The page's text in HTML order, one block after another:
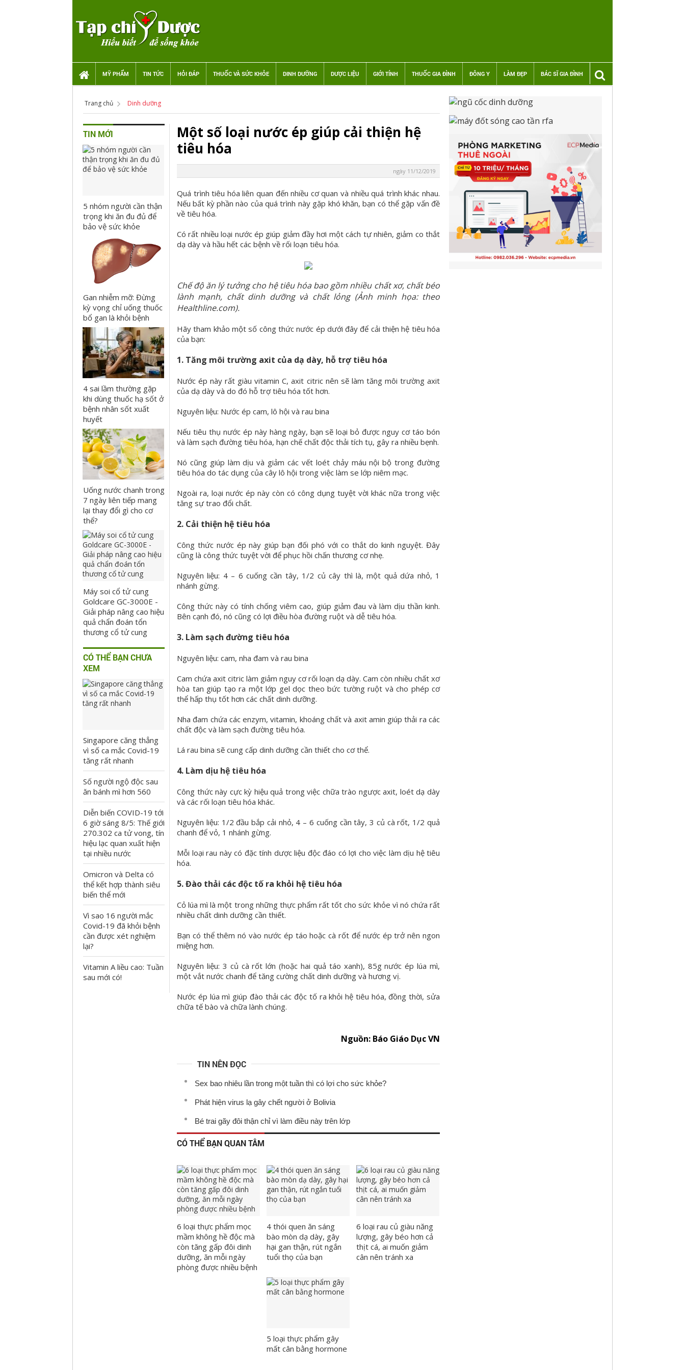
MỸ PHẨM TIN TỨC HỎI ĐÁP THUỐC VÀ SỨC KHỎE DINH DƯỠNG DƯỢC LIỆU GIỚI TÍNH THUỐC GIA ĐÌNH ĐÔNG Y LÀM ĐẸP BÁC SĨ GIA ĐÌNH
Trang chủ Dinh dưỡng
Một số loại nước ép giúp cải thiện hệ
tiêu hóa
ngày 11/12/2019
Quá trình tiêu hóa liên quan đến nhiều cơ quan và nhiều quá trình khác nhau.
Nếu bất kỳ phần nào của quá trình này gặp khó khăn, bạn có thể gặp vấn đề
về tiêu hóa.
Có rất nhiều loại nước ép giúp giảm đầy hơi một cách tự nhiên, giảm co thắt
dạ dày và hầu hết các bệnh về rối loạn tiêu hóa.
Chế độ ăn lý tưởng cho hệ tiêu hóa bao gồm nhiều chất xơ, chất béo
lành mạnh, chất dinh dưỡng và chất lỏng (Ảnh minh họa: theo
Healthline.com).
Hãy tham khảo một số công thức nước ép dưới đây để cải thiện hệ tiêu hóa
của bạn:
1. Tăng môi trường axit của dạ dày, hỗ trợ tiêu hóa
Nước ép này rất giàu vitamin C, axit citric nên sẽ làm tăng môi trường axit
của dạ dày và do đó hỗ trợ tiêu hóa tốt hơn.
Nguyên liệu: Nước ép cam, lô hội và rau bina
Nếu tiêu thụ nước ép này hàng ngày, bạn sẽ loại bỏ được nguy cơ táo bón
và làm sạch đường tiêu hóa, hạn chế chất độc thải tích tụ, gây ra nhiều bẹnh.
Nó cũng giúp làm dịu và giảm các vết loét chảy máu nội bộ trong đường
tiêu hóa do tác dụng của cây lô hội trong việc làm se lớp niêm mạc.
Ngoài ra, loại nước ép này còn có công dụng tuyệt vời khác nữa trong việc
tăng sự trao đổi chất.
2. Cải thiện hệ tiêu hóa
Công thức nước ép này giúp bạn đối phó với co thắt do kinh nguyệt. Đây
cũng là công thức tuyệt vời để phục hồi chấn thương cơ nhẹ.
Nguyên liệu: 4 – 6 cuống cần tây, 1/2 củ cây thì là, một quả dứa nhỏ, 1
nhánh gừng.
Công thức này có tính chống viêm cao, giúp giảm đau và làm dịu thần kinh.
Bên cạnh đó, nó cũng có lợi điều hòa đường ruột và dễ tiêu hóa.
3. Làm sạch đường tiêu hóa
Nguyên liệu: cam, nha đam và rau bina
Cam chứa axit citric làm giảm nguy cơ rối loạn dạ dày. Cam còn nhiều chất xơ
hòa tan giúp tạo ra một lớp gel dọc theo bức tường ruột và cho phép cơ
thể hấp thụ tốt hơn các chất dinh dưỡng.
Nha đam chứa các enzym, vitamin, khoáng chất và axit amin giúp thải ra các
chất độc và làm sạch đường tiêu hóa.
Lá rau bina sẽ cung cấp dinh dưỡng cần thiết cho cơ thể.
4. Làm dịu hệ tiêu hóa
Công thức này cực kỳ hiệu quả trong việc chữa trào ngược axit, loét dạ dày
và các rối loạn tiêu hóa khác.
Nguyên liệu: 1/2 đầu bắp cải nhỏ, 4 – 6 cuống cần tây, 3 củ cà rốt, 1/2 quả
chanh để vỏ, 1 nhánh gừng.
Mỗi loại rau này có đặc tính dược liệu độc đáo có lợi cho việc làm dịu hệ tiêu
hóa.
5. Đào thải các độc tố ra khỏi hệ tiêu hóa
Cỏ lúa mì là một trong những thực phẩm rất tốt cho sức khỏe vì nó chứa rất
nhiều chất dinh dưỡng cần thiết.
Bạn có thể thêm nó vào nước ép táo hoặc cà rốt để nước ép trở nên ngon
miệng hơn.
Nguyên liệu: 3 củ cà rốt lớn (hoặc hai quả táo xanh), 85g nước ép lúa mì,
một vắt nước chanh để tăng cường chất dinh dưỡng và hương vị.
Nước ép lúa mì giúp đào thải các độc tố ra khỏi hệ tiêu hóa, đồng thời, sửa
chữa tế bào và chữa lành chúng.
Nguồn: Báo Giáo Dục VN
TIN NÊN ĐỌC
Sex bao nhiêu lần trong một tuần thì có lợi cho sức khỏe?
Phát hiện virus lạ gây chết người ở Bolivia
Bé trai gãy đôi thận chỉ vì làm điều này trên lớp
CÓ THỂ BẠN QUAN TÂM
6 loại thực phẩm mọc
mầm không hề độc mà
còn tăng gấp đôi dinh
dưỡng, ăn mỗi ngày
phòng được nhiều bệnh
4 thói quen ăn sáng
bào mòn dạ dày, gây
hại gan thận, rút ngắn
tuổi thọ của bạn
6 loại rau củ giàu năng
lượng, gây béo hơn cả
thịt cá, ai muốn giảm
cân nên tránh xa
5 loại thực phẩm gây
mất cân bằng hormone
TIN MỚI
5 nhóm người cần thận
trọng khi ăn đu đủ để
bảo vệ sức khỏe
Gan nhiễm mỡ: Đừng
kỳ vọng chỉ uống thuốc
bổ gan là khỏi bệnh
4 sai lầm thường gặp
khi dùng thuốc hạ sốt ở
bệnh nhân sốt xuất
huyết
Uống nước chanh trong
7 ngày liên tiếp mang
lại thay đổi gì cho cơ
thể?
Máy soi cổ tử cung
Goldcare GC-3000E -
Giải pháp nâng cao hiệu
quả chẩn đoán tổn
thương cổ tử cung
CÓ THỂ BẠN CHƯA
XEM
Singapore căng thẳng
vì số ca mắc Covid-19
tăng rất nhanh
Số người ngộ độc sau
ăn bánh mì hơn 560
Diễn biến COVID-19 tới
6 giờ sáng 8/5: Thế giới
270.302 ca tử vong, tín
hiệu lạc quan xuất hiện
tại nhiều nước
Omicron và Delta có
thể kết hợp thành siêu
biến thể mới
Vì sao 16 người mắc
Covid-19 đã khỏi bệnh
cần được xét nghiệm
lại?
Vitamin A liều cao: Tuần
sau mới có!